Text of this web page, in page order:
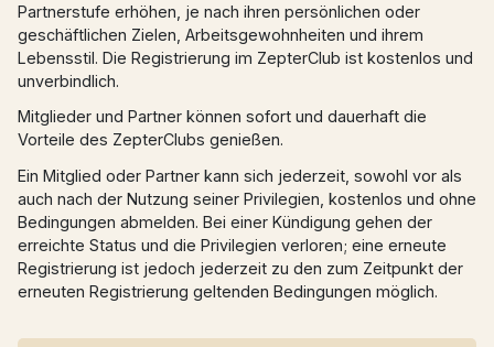
Partnerstufe erhöhen, je nach ihren persönlichen oder
geschäftlichen Zielen, Arbeitsgewohnheiten und ihrem
Lebensstil. Die Registrierung im ZepterClub ist kostenlos und
unverbindlich.
Mitglieder und Partner können sofort und dauerhaft die
Vorteile des ZepterClubs genießen.
Ein Mitglied oder Partner kann sich jederzeit, sowohl vor als
auch nach der Nutzung seiner Privilegien, kostenlos und ohne
Bedingungen abmelden. Bei einer Kündigung gehen der
erreichte Status und die Privilegien verloren; eine erneute
Registrierung ist jedoch jederzeit zu den zum Zeitpunkt der
erneuten Registrierung geltenden Bedingungen möglich.